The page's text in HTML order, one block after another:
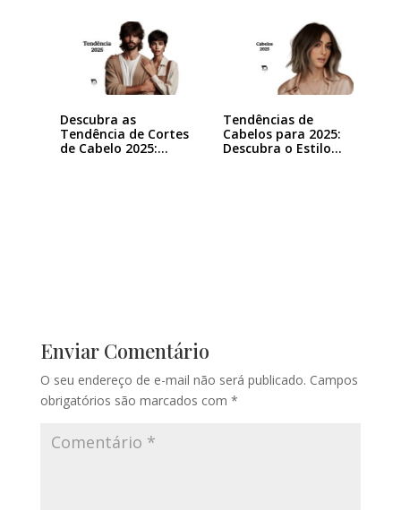
Descubra as
Tendência de Cortes
de Cabelo 2025:…
Tendências de
Cabelos para 2025:
Descubra o Estilo…
Enviar Comentário
O seu endereço de e-mail não será publicado. Campos
obrigatórios são marcados com *